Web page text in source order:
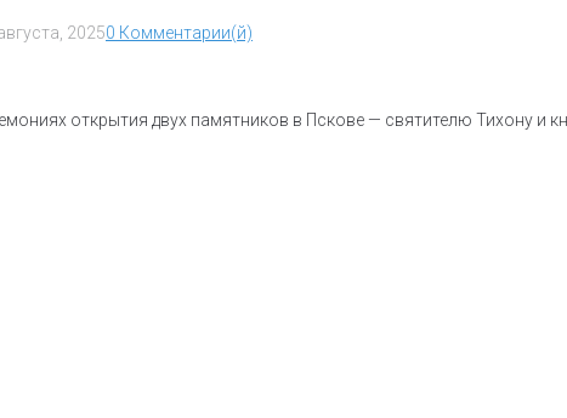
20250 Комментарии(й)
открытия двух памятников в Пскове — святителю Тихону и